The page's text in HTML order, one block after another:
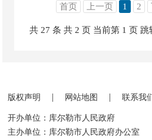
首页 上一页 1 2
共 27 条 共 2 页 当前第 1 页 跳
版权声明 | 网站地图 | 联系我
开办单位：库尔勒市人民政府
主办单位：库尔勒市人民政府办公室